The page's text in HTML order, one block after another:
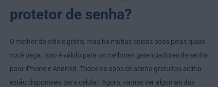
protetor de senha?
O melhor da vida é grátis, mas há muitas coisas boas pelas quais
você paga. Isso é válido para os melhores gerenciadores de senha
para iPhone e Android. Todos os apps de senha gratuitos acima
estão disponíveis para celular. Agora, vamos ver algumas das